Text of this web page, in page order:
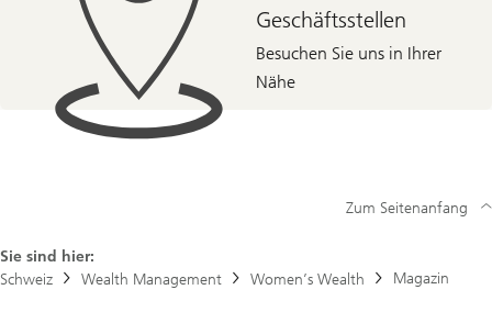
Geschäftsstellen
Besuchen Sie uns in Ihrer
Nähe
Sie sind hier:
Schweiz
Wealth Management Women’s Wealth Magazin
Zum Seitenanfang